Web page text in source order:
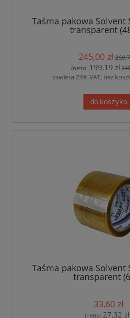
Taśma pakowa Solvent
transparent
245,00 zł
(netto: 199,19 zł
zawiera 23% VAT, bez
do koszyka
Taśma pakowa Solvent
transparent
33,60 zł
(netto: 27,32 zł